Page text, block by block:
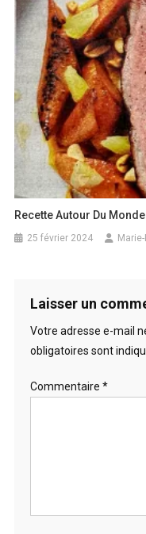
Recette Autour Du
25 février 2024
Laisser un
Votre adresse e-mail
obligatoires sont
Commentaire *